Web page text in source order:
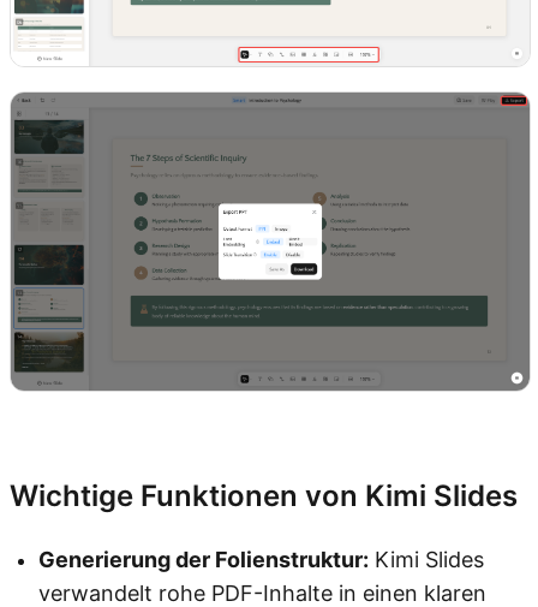
Wichtige Funktionen von Kimi Slides
Generierung der Folienstruktur: Kimi Slides
verwandelt rohe PDF-Inhalte in einen klaren